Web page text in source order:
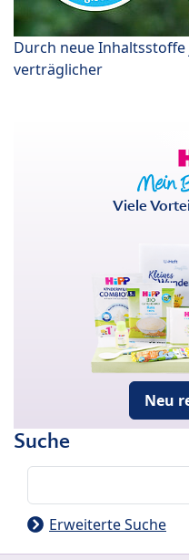
Durch neue
verträglicher
Viele
Neu
Suche
Erweiterte Suche